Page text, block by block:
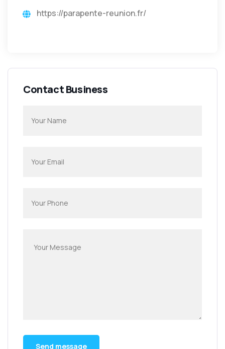
https://parapente-reunion.fr/
Contact Business